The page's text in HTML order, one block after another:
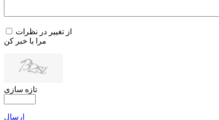
از تغییر در نظرات
مرا با خبر کن
تازه سازی
ارسال